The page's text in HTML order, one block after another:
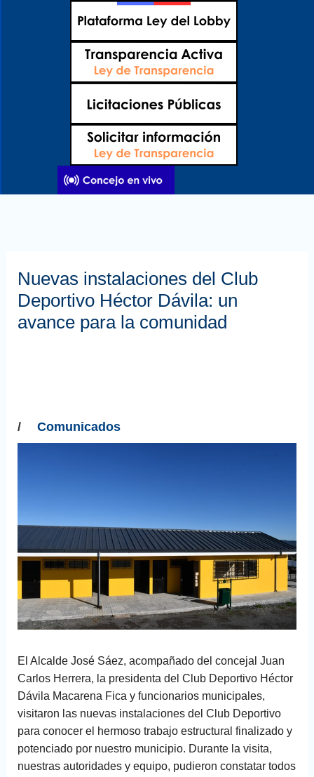
Nuevas instalaciones del Club
Deportivo Héctor Dávila: un
avance para la comunidad
/ Comunicados
El Alcalde José Sáez, acompañado del concejal Juan
Carlos Herrera, la presidenta del Club Deportivo Héctor
Dávila Macarena Fica y funcionarios municipales,
visitaron las nuevas instalaciones del Club Deportivo
para conocer el hermoso trabajo estructural finalizado y
potenciado por nuestro municipio. Durante la visita,
nuestras autoridades y equipo, pudieron constatar todos